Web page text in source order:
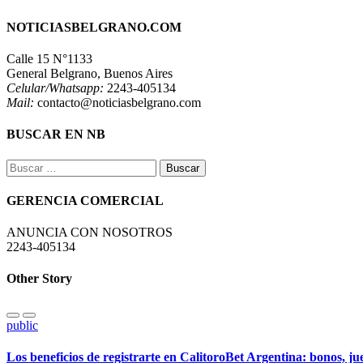
NOTICIASBELGRANO.COM
Calle 15 N°1133
General Belgrano, Buenos Aires
Celular/Whatsapp: 2243-405134
Mail: contacto@noticiasbelgrano.com
BUSCAR EN NB
Buscar:
GERENCIA COMERCIAL
ANUNCIA CON NOSOTROS
2243-405134
Other Story
public
Los beneficios de registrarte en CalitoroBet Argentina: bonos,